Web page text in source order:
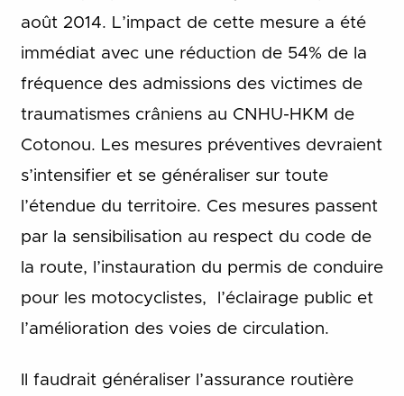
août 2014. L’impact de cette mesure a été
immédiat avec une réduction de 54% de la
fréquence des admissions des victimes de
traumatismes crâniens au CNHU-HKM de
Cotonou. Les mesures préventives devraient
s’intensifier et se généraliser sur toute
l’étendue du territoire. Ces mesures passent
par la sensibilisation au respect du code de
la route, l’instauration du permis de conduire
pour les motocyclistes, l’éclairage public et
l’amélioration des voies de circulation.
Il faudrait généraliser l’assurance routière